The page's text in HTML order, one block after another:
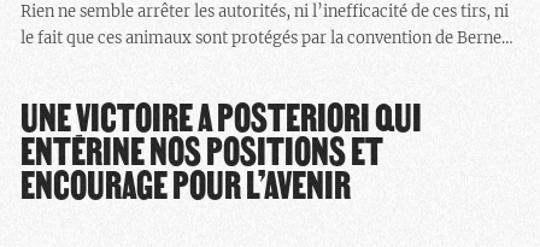
Rien ne semble arrêter les autorités, ni l’inefficacité de ces tirs, ni
le fait que ces animaux sont protégés par la convention de Berne…
UNE VICTOIRE A POSTERIORI QUI
ENTÉRINE NOS POSITIONS ET
ENCOURAGE POUR L’AVENIR